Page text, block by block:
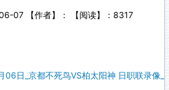
07 【作者】： 【阅读】： 8317
日_京都不死鸟VS柏太阳神 日职联录像_